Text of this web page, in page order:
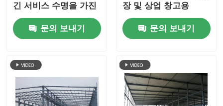
긴 서비스 수명을 가진
산업 저장용으로 설계
문의 보내기
장 및 상업 창고용
문의 보내기